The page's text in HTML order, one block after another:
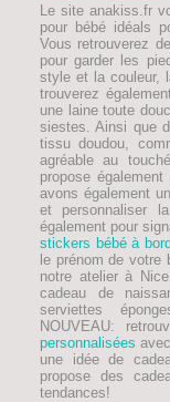
Le site anakiss.fr
pour bébé idéals
Vous retrouverez
pour garder les
style et la couleur,
trouverez
une laine toute
siestes. Ainsi que
tissu doudou,
agréable au
propose
avons également
et personnaliser
également pour
stickers bébé à
le prénom de votre
notre atelier à
cadeau de
serviettes
NOUVEAU:
personnalisées
une idée de
propose des
tendances!